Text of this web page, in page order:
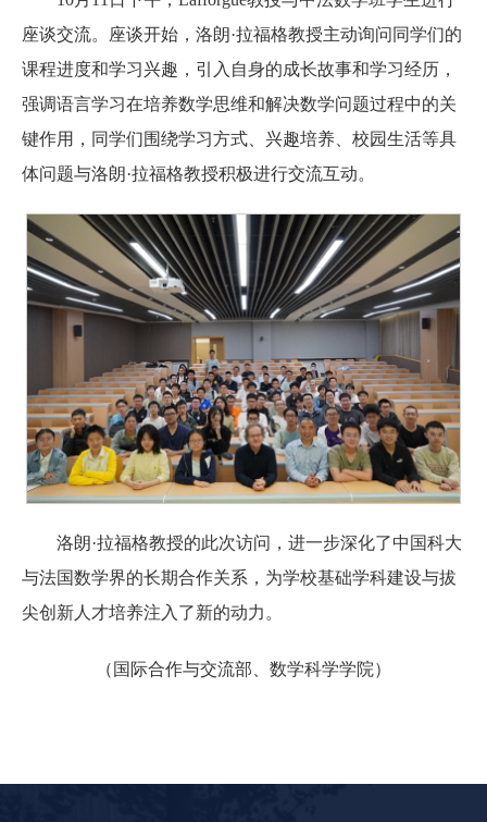
座谈交流。座谈开始，洛朗·拉福格教授主动询问同学们的
课程进度和学习兴趣，引入自身的成长故事和学习经历，
强调语言学习在培养数学思维和解决数学问题过程中的关
键作用，同学们围绕学习方式、兴趣培养、校园生活等具
体问题与洛朗·拉福格教授积极进行交流互动。
洛朗·拉福格教授的此次访问，进一步深化了中国科大
与法国数学界的长期合作关系，为学校基础学科建设与拔
尖创新人才培养注入了新的动力。
（国际合作与交流部、数学科学学院）